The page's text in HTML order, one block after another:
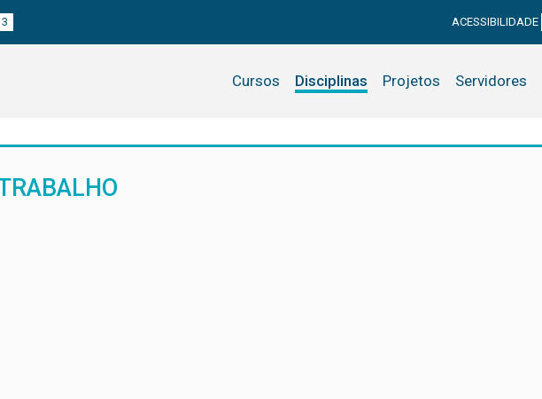
3 ACESSIBILIDADE
Cursos Disciplinas Projetos Servidores